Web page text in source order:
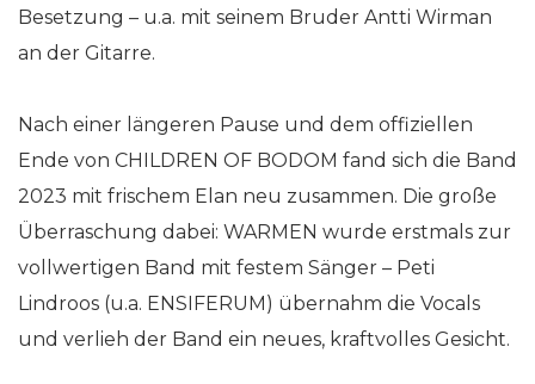
Besetzung – u.a. mit seinem Bruder Antti Wirman
an der Gitarre.
Nach einer längeren Pause und dem offiziellen
Ende von CHILDREN OF BODOM fand sich die Band
2023 mit frischem Elan neu zusammen. Die große
Überraschung dabei: WARMEN wurde erstmals zur
vollwertigen Band mit festem Sänger – Peti
Lindroos (u.a. ENSIFERUM) übernahm die Vocals
und verlieh der Band ein neues, kraftvolles Gesicht.